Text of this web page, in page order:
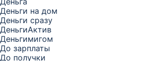
Деньги на дом
Деньги сразу
ДеньгиАктив
Деньгимигом
До зарплаты
До получки